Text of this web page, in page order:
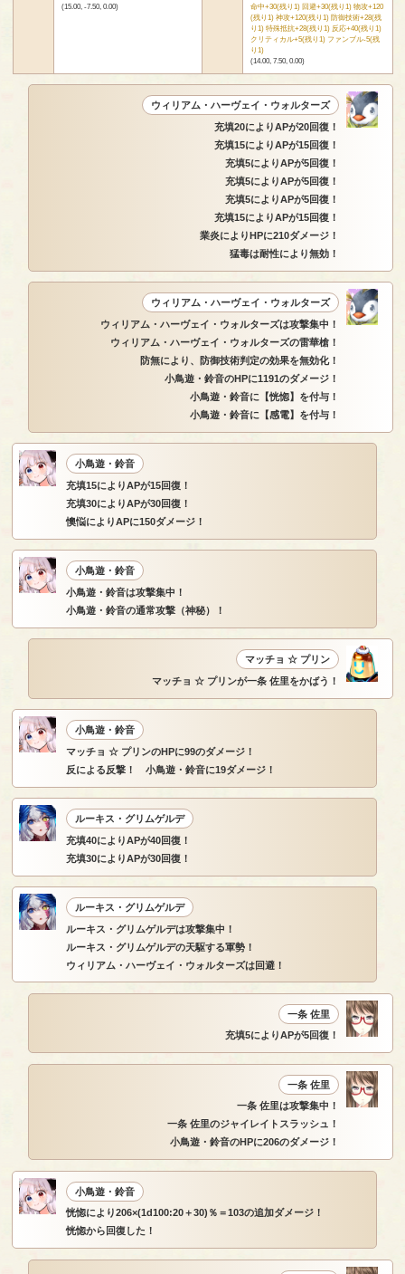
(15.00, -7.50, 0.00)
命中+30(残り1) 回避+30(残り1) 物攻+120
(残り1) 神攻+120(残り1) 防御技術+28(残
り1) 特殊抵抗+28(残り1) 反応+40(残り1)
クリティカル+5(残り1) ファンブル-5(残
り1)
(14.00, 7.50, 0.00)
ウィリアム・ハーヴェイ・ウォルターズ
充填20によりAPが20回復！
充填15によりAPが15回復！
充填5によりAPが5回復！
充填5によりAPが5回復！
充填5によりAPが5回復！
充填15によりAPが15回復！
業炎によりHPに210ダメージ！
猛毒は耐性により無効！
ウィリアム・ハーヴェイ・ウォルターズ
ウィリアム・ハーヴェイ・ウォルターズは攻撃集中！
ウィリアム・ハーヴェイ・ウォルターズの雷華槍！
防無により、防御技術判定の効果を無効化！
小鳥遊・鈴音のHPに1191のダメージ！
小鳥遊・鈴音に【恍惚】を付与！
小鳥遊・鈴音に【感電】を付与！
小鳥遊・鈴音
充填15によりAPが15回復！
充填30によりAPが30回復！
懊悩によりAPに150ダメージ！
小鳥遊・鈴音
小鳥遊・鈴音は攻撃集中！
小鳥遊・鈴音の通常攻撃（神秘）！
マッチョ ☆ プリン
マッチョ ☆ プリンが一条 佐里をかばう！
小鳥遊・鈴音
マッチョ ☆ プリンのHPに99のダメージ！
反による反撃！ 小鳥遊・鈴音に19ダメージ！
ルーキス・グリムゲルデ
充填40によりAPが40回復！
充填30によりAPが30回復！
ルーキス・グリムゲルデ
ルーキス・グリムゲルデは攻撃集中！
ルーキス・グリムゲルデの天駆する軍勢！
ウィリアム・ハーヴェイ・ウォルターズは回避！
一条 佐里
充填5によりAPが5回復！
一条 佐里
一条 佐里は攻撃集中！
一条 佐里のジャイレイトスラッシュ！
小鳥遊・鈴音のHPに206のダメージ！
小鳥遊・鈴音
恍惚により206×(1d100:20＋30)％＝103の追加ダメージ！
恍惚から回復した！